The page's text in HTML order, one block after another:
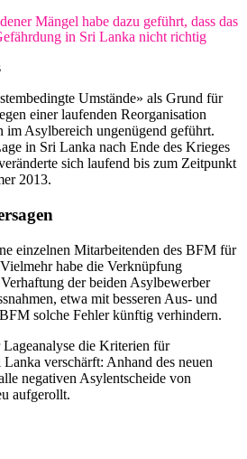
Mängel habe dazu geführt, dass das
in Sri Lanka nicht richtig
Umstände» als Grund für
einer laufenden Reorganisation
im Asylbereich ungenügend geführt.
in Sri Lanka nach Ende des Krieges
sich laufend bis zum Zeitpunkt
2013.
einzelnen Mitarbeitenden des BFM für
habe die Verknüpfung
der beiden Asylbewerber
etwa mit besseren Aus- und
solche Fehler künftig verhindern.
die Kriterien für
verschärft: Anhand des neuen
negativen Asylentscheide von
aufgerollt.